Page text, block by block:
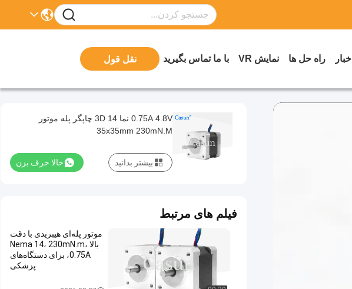
اخبار راه حل ها نمایش VR با ما تماس بگیرید نقل قول
0.75A 4.8V نما 14 3D چاپگر پله موتور
35x35mm 230mN.M
حالا حرف بزن بیشتر بدانید
فیلم های مرتبط
موتور پله‌ای هیبریدی با دقت
بالا Nema 14، 230mN.m،
0.75A، برای دستگاه‌های
پزشکی